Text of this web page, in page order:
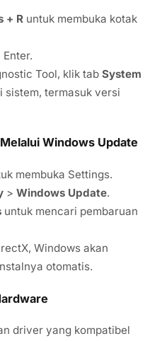
+ R untuk membuka kotak
Tool, klik tab System
sistem, termasuk versi
Windows Update
membuka Settings.
> Windows Update.
untuk mencari pembaruan
Windows akan
otomatis.
driver yang kompatibel